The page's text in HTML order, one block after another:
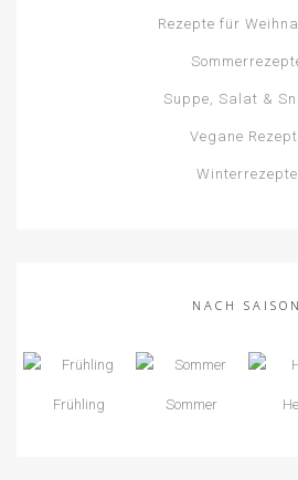
Rezepte für
Suppe, Salat &
Vegane
Winterrezepte
NACH SAISON
Frühling Sommer